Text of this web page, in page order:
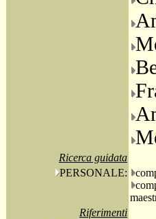
Ricerca guidata
PERSONALE:
Riferimenti